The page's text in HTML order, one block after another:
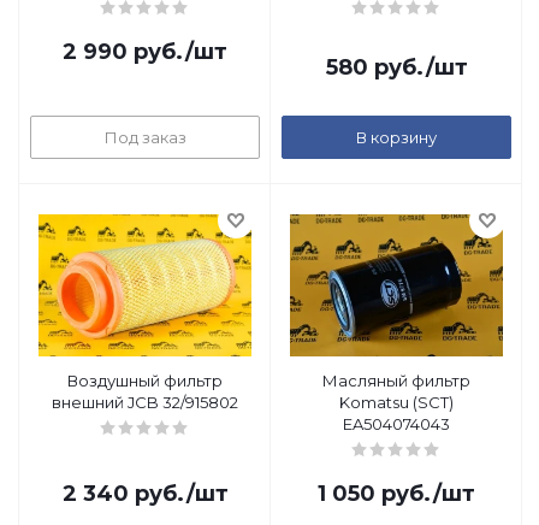
2 990 руб./шт
Под заказ
580 руб./шт
В корзину
Воздушный фильтр
внешний JCB 32/915802
2 340 руб./шт
Масляный фильтр
Komatsu (SCT)
EA504074043
1 050 руб./шт